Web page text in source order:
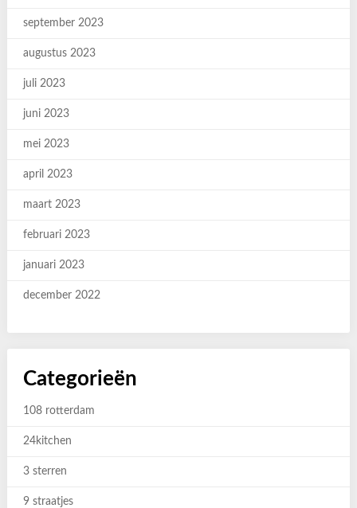
september 2023
augustus 2023
juli 2023
juni 2023
mei 2023
april 2023
maart 2023
februari 2023
januari 2023
december 2022
Categorieën
108 rotterdam
24kitchen
3 sterren
9 straatjes